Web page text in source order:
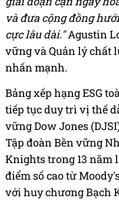
và đưa cộng đồng
cực lâu dài."Agustin
vững và Quản lý chất
nhấn mạnh.
Bảng xếp hạng ESG
tiếp tục duy trì vị thế
vững Dow Jones
Tập đoàn Bền vững
Knights trong 13 năm
điểm số cao từ
với huy chương Bạch